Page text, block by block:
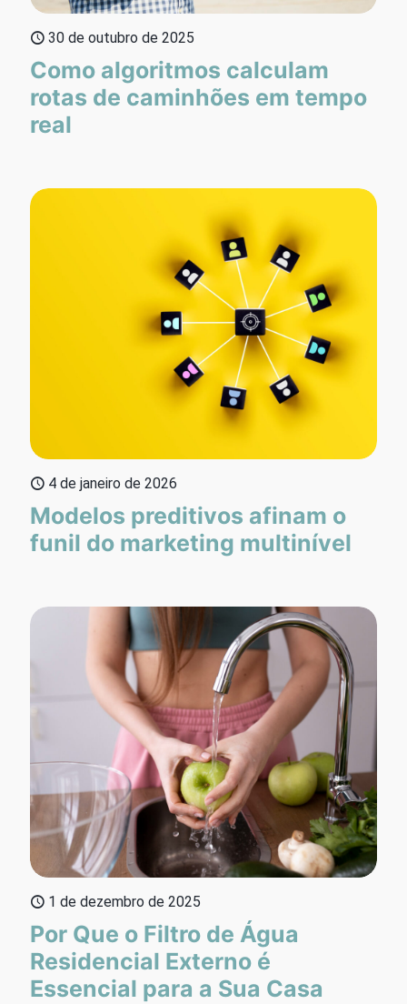
30 de outubro de 2025
Como algoritmos calculam
rotas de caminhões em tempo
real
4 de janeiro de 2026
Modelos preditivos afinam o
funil do marketing multinível
1 de dezembro de 2025
Por Que o Filtro de Água
Residencial Externo é
Essencial para a Sua Casa